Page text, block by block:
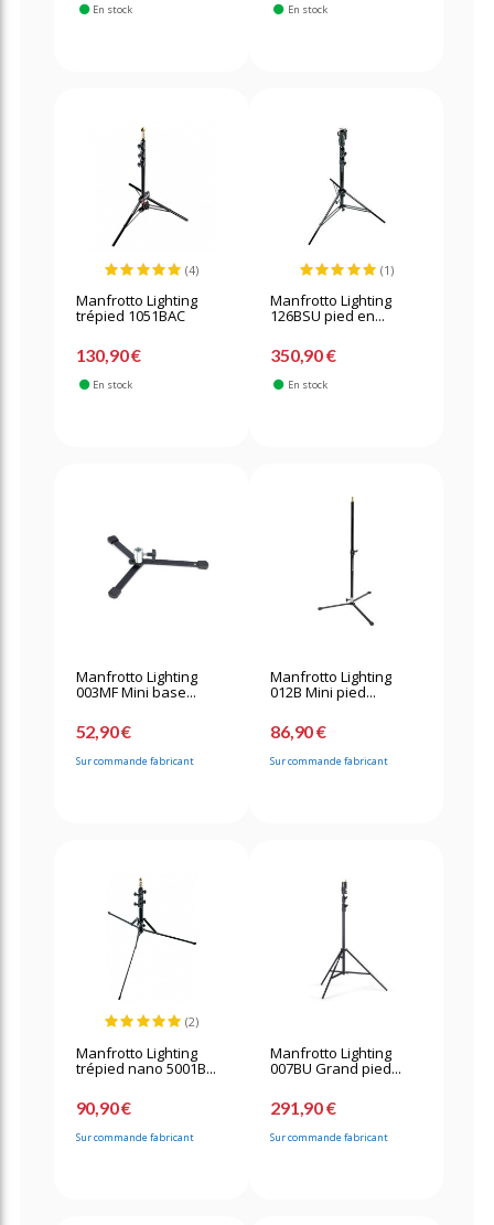
En stock En stock
(4)
Manfrotto Lighting
trépied 1051BAC
130,90 €
En stock
(1)
Manfrotto Lighting
126BSU pied en...
350,90 €
En stock
Manfrotto Lighting
003MF Mini base...
52,90 €
Sur commande fabricant
Manfrotto Lighting
012B Mini pied...
86,90 €
Sur commande fabricant
(2)
Manfrotto Lighting
trépied nano 5001B...
90,90 €
Sur commande fabricant
Manfrotto Lighting
007BU Grand pied...
291,90 €
Sur commande fabricant